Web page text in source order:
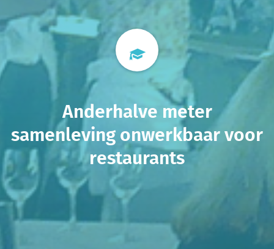
Anderhalve meter
samenleving onwerkbaar voor
restaurants